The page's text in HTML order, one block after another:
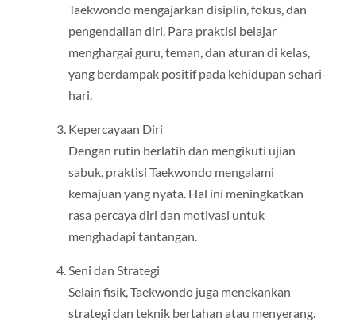
Taekwondo mengajarkan disiplin, fokus, dan
pengendalian diri. Para praktisi belajar
menghargai guru, teman, dan aturan di kelas,
yang berdampak positif pada kehidupan sehari-
hari.
Kepercayaan Diri
Dengan rutin berlatih dan mengikuti ujian
sabuk, praktisi Taekwondo mengalami
kemajuan yang nyata. Hal ini meningkatkan
rasa percaya diri dan motivasi untuk
menghadapi tantangan.
Seni dan Strategi
Selain fisik, Taekwondo juga menekankan
strategi dan teknik bertahan atau menyerang.